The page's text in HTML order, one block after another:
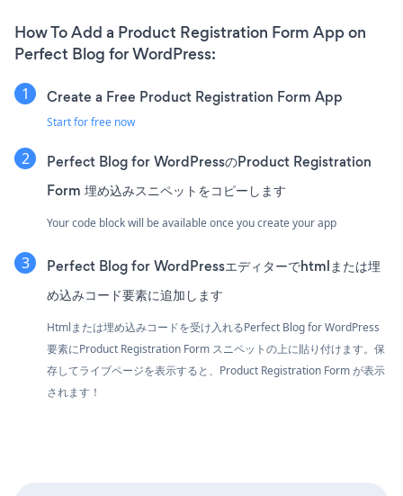
How To Add a Product Registration Form App on
Perfect Blog for WordPress:
Create a Free Product Registration Form App
Start for free now
Perfect Blog for WordPressのProduct Registration
Form 埋め込みスニペットをコピーします
Your code block will be available once you create your app
Perfect Blog for WordPressエディターでhtmlまたは埋
め込みコード要素に追加します
Htmlまたは埋め込みコードを受け入れるPerfect Blog for WordPress
要素にProduct Registration Form スニペットの上に貼り付けます。保
存してライブページを表示すると、Product Registration Form が表示
されます！